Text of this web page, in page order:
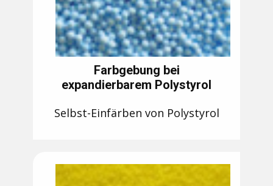
Farbgebung bei
expandierbarem Polystyrol
Selbst-Einfärben von Polystyrol